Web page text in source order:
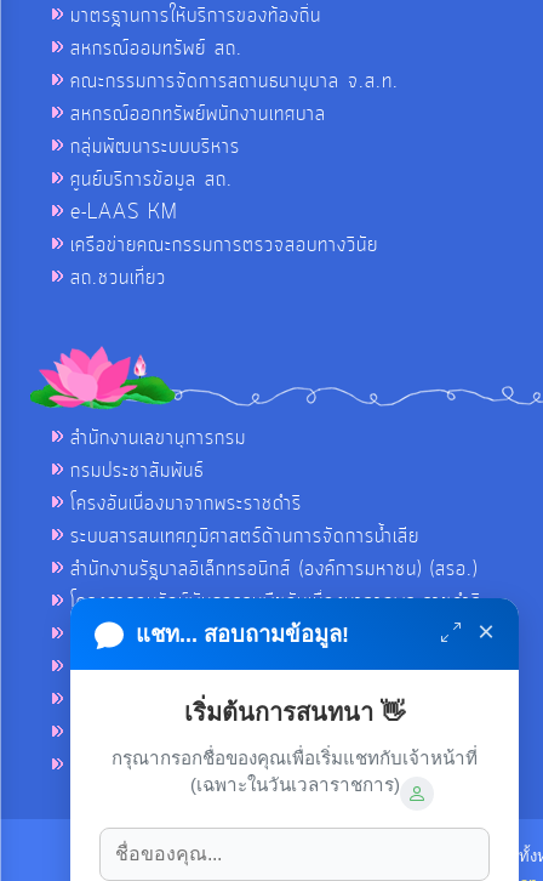
มาตรฐานการให้บริการของท้องถิ่น
สหกรณ์ออมทรัพย์ สถ.
คณะกรรมการจัดการสถานธนานุบาล จ.ส.ท.
สหกรณ์ออกทรัพย์พนักงานเทศบาล
กลุ่มพัฒนาระบบบริหาร
ศูนย์บริการข้อมูล สถ.
e-LAAS KM
เครือข่ายคณะกรรมการตรวจสอบทางวินัย
สถ.ชวนเที่ยว
สำนักงานเลขานุการกรม
กรมประชาสัมพันธ์
โครงอันเนื่องมาจากพระราชดำริ
ระบบสารสนเทศภูมิศาสตร์ด้านการจัดการน้ำเสีย
สำนักงานรัฐบาลอิเล็กทรอนิกส์ (องค์การมหาชน) (สรอ.)
โครงการอนุรักษ์พันธุกรรมพืชอันเนื่องมาจากพระราชดำริ
คลังข่าวมหาไทย
คู่มือตาม พ.ร.บ.อำนวยความสดวกฯ
ฐานข้อมูลหน่วยงานภาครัฐ (INFO)
ศูนย์อำนวยการบริหารจังหวัดชายแดนภาคใต้ ศอ.บต.
ลิขสิทธิ์ © 2021-2022 เทศบาลตำบลขามใหญ่ ขอสงวนไว้ซึ่งสิทธิทั้
แชท... สอบถามข้อมูล! ×
เริ่มต้นการสนทนา 👋
กรุณากรอกชื่อของคุณเพื่อเริ่มแชทกับเจ้าหน้าที่
(เฉพาะในวันเวลาราชการ)